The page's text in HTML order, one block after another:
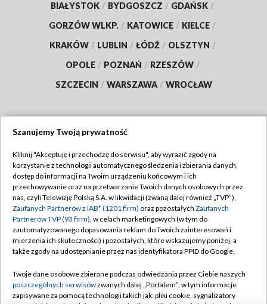
BIAŁYSTOK / BYDGOSZCZ / GDAŃSK /
GORZÓW WLKP. / KATOWICE / KIELCE /
KRAKÓW / LUBLIN / ŁÓDŹ / OLSZTYN /
OPOLE / POZNAŃ / RZESZÓW /
SZCZECIN / WARSZAWA / WROCŁAW
TVP
Abonament TVP
Emisja w TVP
Centrum informacji TVP
Naziemna Telewizja Cyfrowa
Rada Programowa
Regulamin TVP
Polityka prywatności
Moje zgody
Pomoc
Kontakt
Szanujemy Twoją prywatność
Kliknij "Akceptuję i przechodzę do serwisu", aby wyrazić zgody na
korzystanie z technologii automatycznego śledzenia i zbierania danych,
dostęp do informacji na Twoim urządzeniu końcowym i ich
przechowywanie oraz na przetwarzanie Twoich danych osobowych przez
nas, czyli Telewizję Polską S.A. w likwidacji (zwaną dalej również „TVP”),
Zaufanych Partnerów z IAB* (1201 firm) oraz pozostałych Zaufanych
Partnerów TVP (93 firm), w celach marketingowych (w tym do
zautomatyzowanego dopasowania reklam do Twoich zainteresowań i
mierzenia ich skuteczności) i pozostałych, które wskazujemy poniżej, a
także zgody na udostępnianie przez nas identyfikatora PPID do Google.
Twoje dane osobowe zbierane podczas odwiedzania przez Ciebie naszych
poszczególnych serwisówzwanych dalej „Portalem”, w tym informacje
zapisywane za pomocą technologii takich jak: pliki cookie, sygnalizatory